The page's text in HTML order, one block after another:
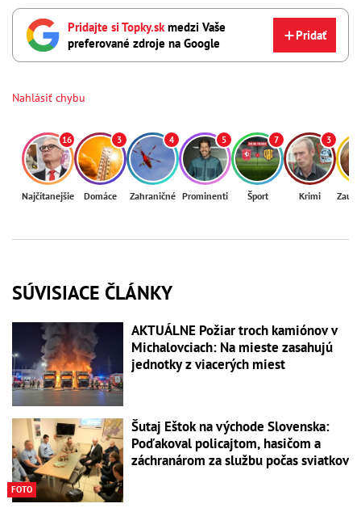
Pridajte si Topky.sk medzi Vaše
preferované zdroje na Google
Pridať
Nahlásiť chybu
16
Najčítanejšie
3
Domáce
4
Zahraničné
5
Prominenti
7
Šport
3
Krimi
SÚVISIACE ČLÁNKY
AKTUÁLNE Požiar troch kamiónov v
Michalovciach: Na mieste zasahujú
jednotky z viacerých miest
FOTO
Šutaj Eštok na východe Slovenska:
Poďakoval policajtom, hasičom a
záchranárom za službu počas sviatkov